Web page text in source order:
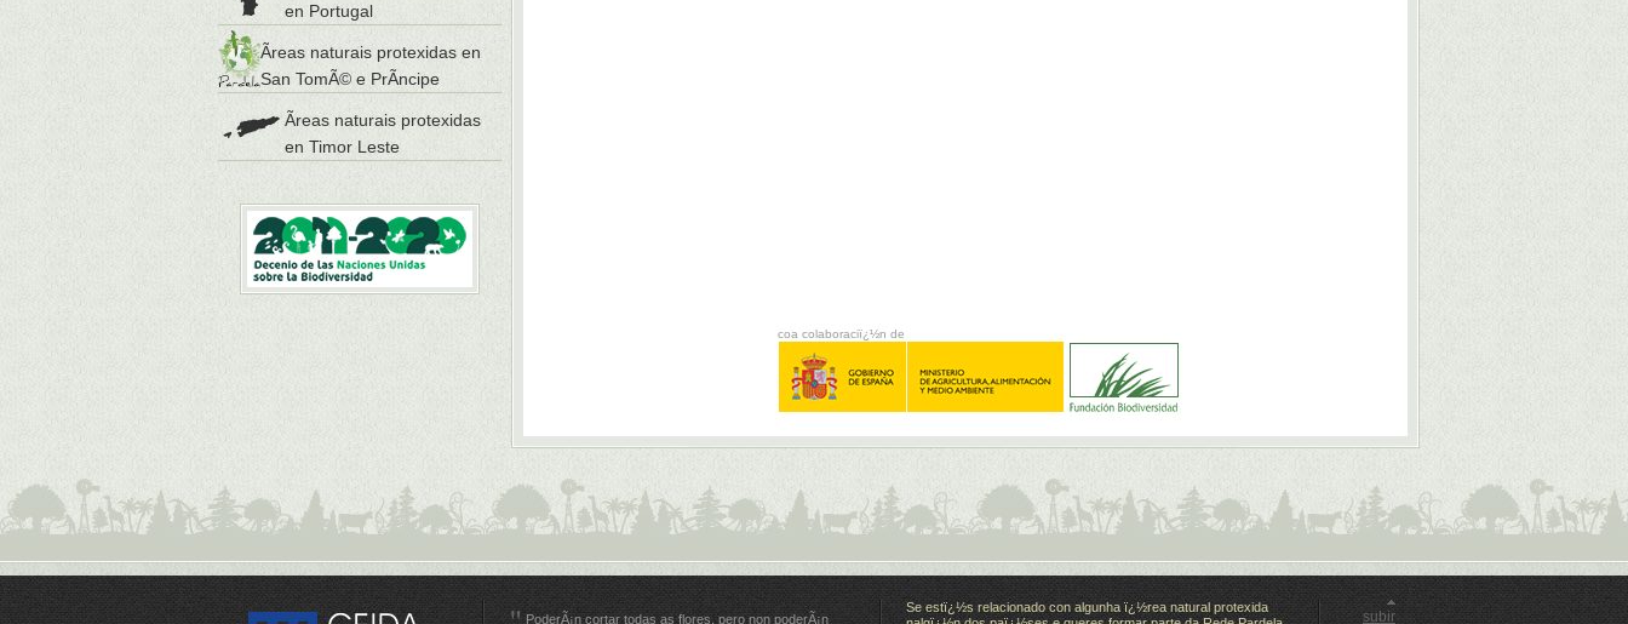
en Portugal
Ãreas naturais protexidas en
San TomÃ© e PrÃ­ncipe
Ãreas naturais protexidas
en Timor Leste
coa colaboraciï¿½n de
PoderÃ¡n cortar todas as flores, pero non poderÃ¡n
Se estï¿½s relacionado con algunha ï¿½rea natural protexida
subir